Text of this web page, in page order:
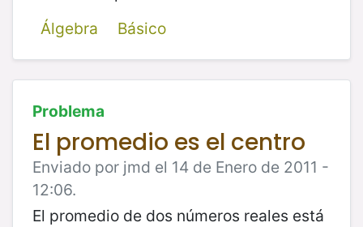
Álgebra
Básico
Problema
El promedio es el centro
Enviado por jmd el 14 de Enero de 2011 -
12:06.
El promedio de dos números reales está